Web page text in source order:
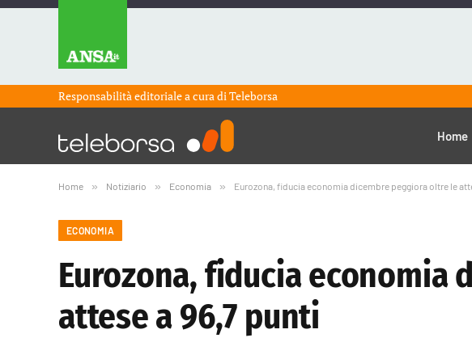
Responsabilità editoriale a cura diTeleborsa
Home
Home » Notiziario » Economia » Eurozona, fiducia economia dicembre peggiora oltre le
ECONOMIA
Eurozona, fiducia economia
attese a 96,7 punti